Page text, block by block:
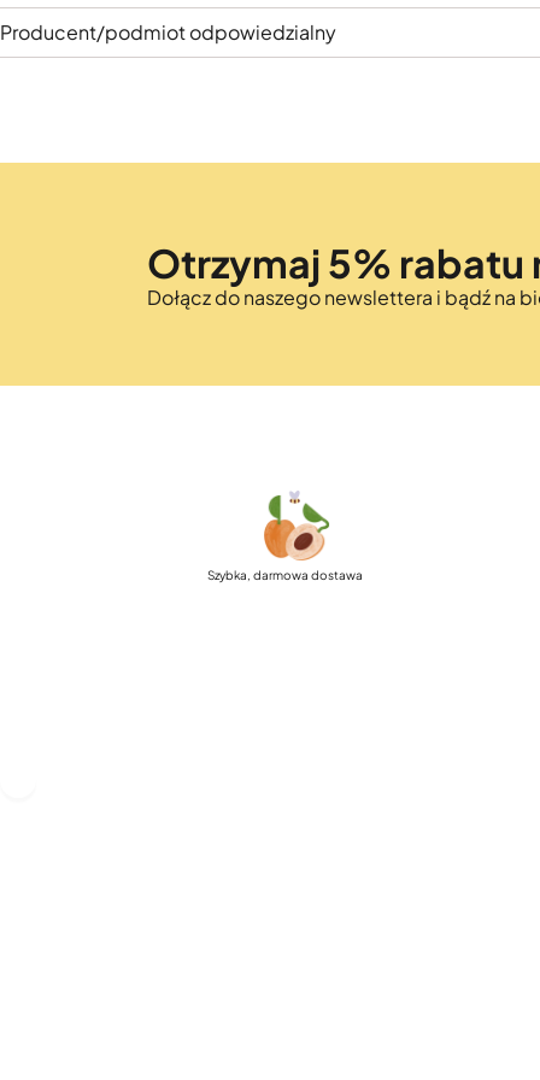
Producent/podmiot odpowiedzialny
Otrzymaj 5% rabatu
Dołącz do naszego newslettera i bądź na
Szybka, darmowa dostawa